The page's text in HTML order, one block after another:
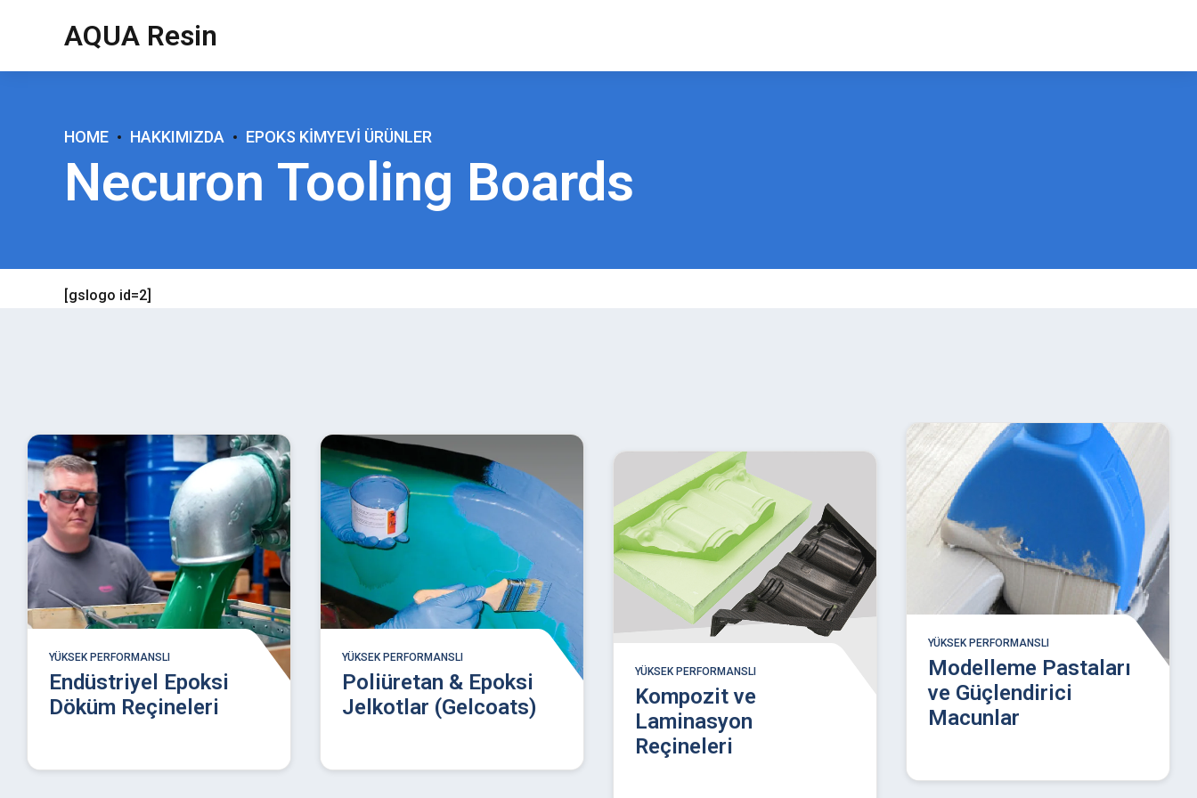
AQUA Resin
HOME HAKKIMIZDA EPOKS KIMYEVI ÜRÜNLER
Necuron Tooling Boards
[gslogo id=2]
YÜKSEK PERFORMANSLI
Endüstriyel Epoksi
Döküm Reçineleri
YÜKSEK PERFORMANSLI
Poliüretan & Epoksi
Jelkotlar (Gelcoats)
YÜKSEK PERFORMANSLI
Kompozit ve
Laminasyon
Reçineleri
YÜKSEK PERFORMANSLI
Modelleme Pastaları
ve Güçlendirici
Macunlar